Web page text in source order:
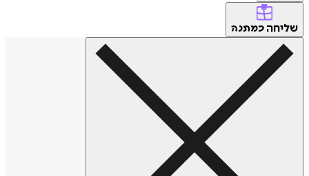
שליחה כמתנה